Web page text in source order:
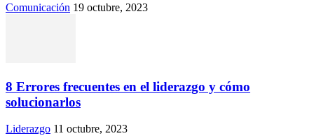
Comunicación 19 octubre, 2023
8 Errores frecuentes en el liderazgo y cómo
solucionarlos
Liderazgo 11 octubre, 2023